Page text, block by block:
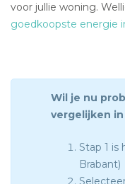
voor jullie woning.
goedkoopste energie
Wil je nu
vergelijken in
Stap 1
Brabant)